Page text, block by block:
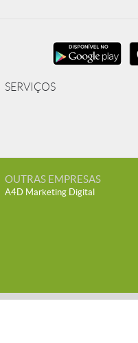
SERVIÇOS
OUTRAS EMPRESAS
A4D Marketing Digital